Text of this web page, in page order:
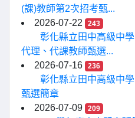
(課)教師第2次招考甄...
2026-07-22
243
彰化縣立田中高級中
代理、代課教師甄選...
2026-07-16
236
彰化縣立田中高級中
甄選簡章
2026-07-09
209